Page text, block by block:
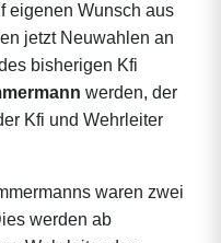
eigenen Wunsch aus
jetzt Neuwahlen an
bisherigen Kfi
werden, der
Kfi und Wehrleiter
waren zwei
werden ab